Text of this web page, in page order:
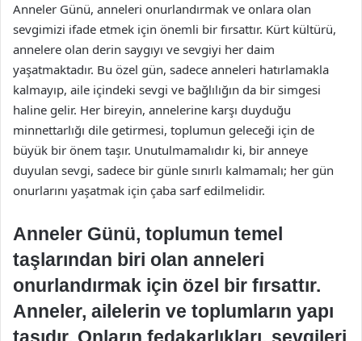
Anneler Günü, anneleri onurlandırmak ve onlara olan
sevgimizi ifade etmek için önemli bir fırsattır. Kürt kültürü,
annelere olan derin saygıyı ve sevgiyi her daim
yaşatmaktadır. Bu özel gün, sadece anneleri hatırlamakla
kalmayıp, aile içindeki sevgi ve bağlılığın da bir simgesi
haline gelir. Her bireyin, annelerine karşı duyduğu
minnettarlığı dile getirmesi, toplumun geleceği için de
büyük bir önem taşır. Unutulmamalıdır ki, bir anneye
duyulan sevgi, sadece bir günle sınırlı kalmamalı; her gün
onurlarını yaşatmak için çaba sarf edilmelidir.
Anneler Günü, toplumun temel
taşlarından biri olan anneleri
onurlandırmak için özel bir fırsattır.
Anneler, ailelerin ve toplumların yapı